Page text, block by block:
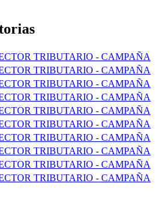
TRIBUTARIO - CAMPAÑA
TRIBUTARIO - CAMPAÑA
TRIBUTARIO - CAMPAÑA
TRIBUTARIO - CAMPAÑA
TRIBUTARIO - CAMPAÑA
TRIBUTARIO - CAMPAÑA
TRIBUTARIO - CAMPAÑA
TRIBUTARIO - CAMPAÑA
TRIBUTARIO - CAMPAÑA
TRIBUTARIO - CAMPAÑA